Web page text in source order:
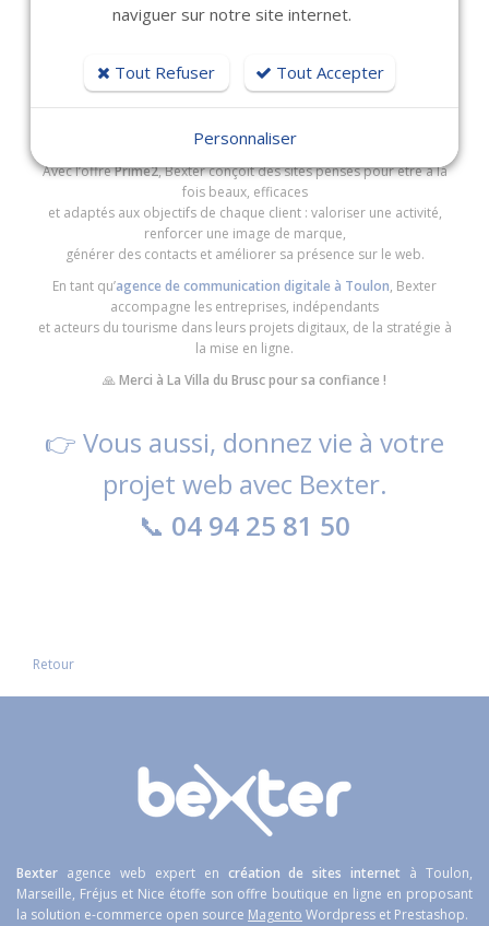
QUI VEULENT GAGNER EN
VISIBILITÉ
Cette nouvelle réalisation illustre l’expertise de Bexter dans la
modernes et optimisés pour leréférencement naturel
Avec l’offrePrime2, Bexter conçoit des sites pensés pour être à la
fois beaux, efficaces
et adaptés aux objectifs de chaque client : valoriser une activité,
renforcer une image de marque,
générer des contacts et améliorer sa présence sur le web.
En tant qu’agence de communication digitale à Toulon, Bexter
accompagne les entreprises, indépendants
et acteurs du tourisme dans leurs projets digitaux, de la stratégie à
la mise en ligne.
🙏Merci à La Villa du Brusc pour sa confiance !
👉 Vous aussi, donnez vie à votre
projet web avec Bexter.
📞 04 94 25 81 50
Retour
Bexter agence web expert en création de sites internet à Toulon,
Marseille, Fréjus et Nice étoffe son offre boutique en ligne en proposant
la solution e-commerce open source Magento Wordpress et Prestashop.
naviguer sur notre site internet.
Tout Refuser Tout Accepter
Personnaliser